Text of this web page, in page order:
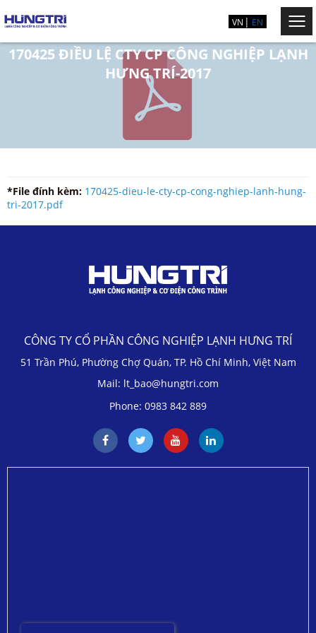
VN EN
170425 ĐIỀU LỆ CTY CP CÔNG NGHIỆP LẠNH
HƯNG TRÍ-2017
*File đính kèm: 170425-dieu-le-cty-cp-cong-nghiep-lanh-hung-
tri-2017.pdf
CÔNG TY CỔ PHẦN CÔNG NGHIỆP LẠNH HƯNG TRÍ
51 Trần Phú, Phường Chợ Quán, TP. Hồ Chí Minh, Việt Nam
Mail: lt_bao@hungtri.com
Phone: 0983 842 889